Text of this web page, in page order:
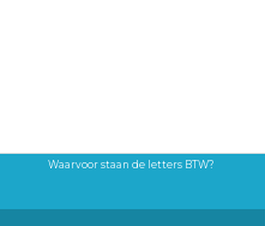
Waarvoor staan de letters BTW?